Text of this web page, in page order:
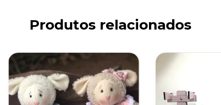
Produtos relacionados